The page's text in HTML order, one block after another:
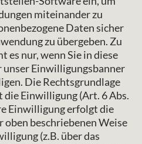
miteinander zu
Daten sicher
zu übergeben. Zu
es nur, wenn Sie in diese
Einwilligungsbanner
Die Rechtsgrundlage
Einwilligung (Art. 6 Abs.
Einwilligung erfolgt die
beschriebenen Weise
(z.B. über das